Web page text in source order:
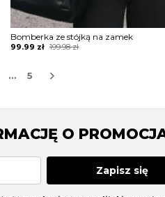
Bomberka ze stójką na zamek
199.98zł
Original
199.98 zł.
99.99 zł
Current
99.99 zł.
… 5
O
Zapisz się